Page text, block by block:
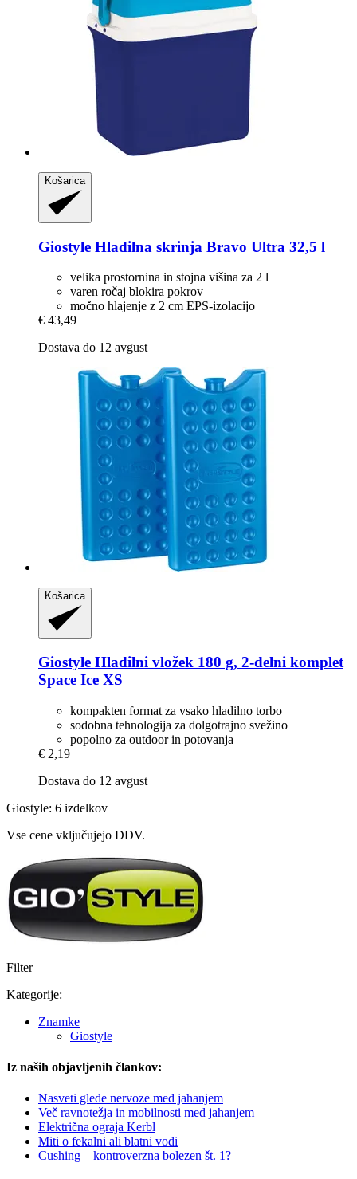
Košarica
Giostyle Hladilna skrinja Bravo Ultra 32,5 l
velika prostornina in stojna višina za 2 l
varen ročaj blokira pokrov
močno hlajenje z 2 cm EPS-izolacijo
€ 43,49
Dostava do 12 avgust
Košarica
Giostyle Hladilni vložek 180 g, 2-​delni komplet
Space Ice XS
kompakten format za vsako hladilno torbo
sodobna tehnologija za dolgotrajno svežino
popolno za outdoor in potovanja
€ 2,19
Dostava do 12 avgust
Giostyle: 6 izdelkov
Vse cene vključujejo DDV.
Filter
Kategorije:
Znamke
Giostyle
Iz naših objavljenih člankov:
Nasveti glede nervoze med jahanjem
Več ravnotežja in mobilnosti med jahanjem
Električna ograja Kerbl
Miti o fekalni ali blatni vodi
Cushing – kontroverzna bolezen št. 1?